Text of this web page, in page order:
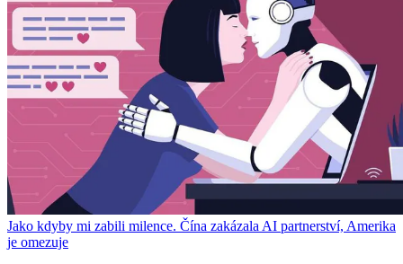
Jako kdyby mi zabili milence. Čína zakázala AI partnerství, Amerika
je omezuje